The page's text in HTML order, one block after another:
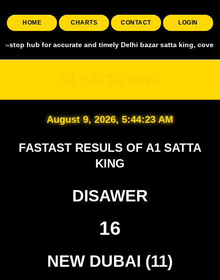
HOME CHARTS CONTACT LOGIN
for accurate and timely Delhi bazar satta king, covering all
August 9, 2026, 5:44:24 AM
FASTAST RESULS OF A1 SATTA
KING
DISAWER
16
NEW DUBAI (11)